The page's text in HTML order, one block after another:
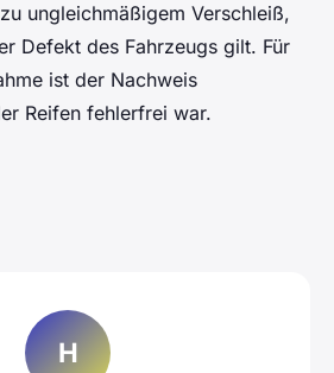
ungleichmäßigem Verschleiß,
Defekt des Fahrzeugs gilt. Für
ist der Nachweis
Reifen fehlerfrei war.
H